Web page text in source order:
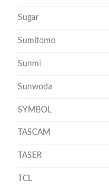
Sugar
Sumitomo
Sunmi
Sunwoda
SYMBOL
TASCAM
TASER
TCL